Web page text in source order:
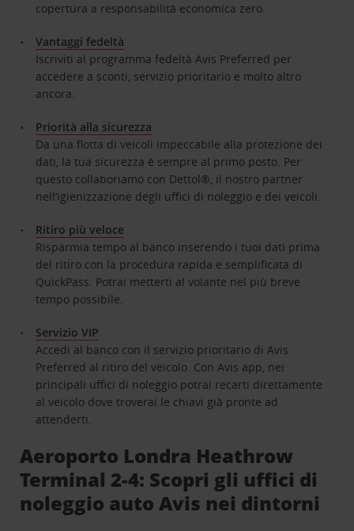
copertura a responsabilità economica zero.
Vantaggi fedeltà
Iscriviti al programma fedeltà Avis Preferred per
accedere a sconti, servizio prioritario e molto altro
ancora.
Priorità alla sicurezza
Da una flotta di veicoli impeccabile alla protezione dei
dati, la tua sicurezza è sempre al primo posto. Per
questo collaboriamo con Dettol®, il nostro partner
nell’igienizzazione degli uffici di noleggio e dei veicoli.
Ritiro più veloce
Risparmia tempo al banco inserendo i tuoi dati prima
del ritiro con la procedura rapida e semplificata di
QuickPass. Potrai metterti al volante nel più breve
tempo possibile.
Servizio VIP
Accedi al banco con il servizio prioritario di Avis
Preferred al ritiro del veicolo. Con Avis app, nei
principali uffici di noleggio potrai recarti direttamente
al veicolo dove troverai le chiavi già pronte ad
attenderti.
Aeroporto Londra Heathrow
Terminal 2-4: Scopri gli uffici di
noleggio auto Avis nei dintorni